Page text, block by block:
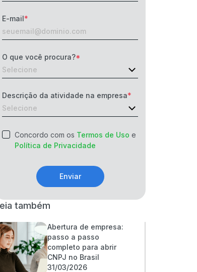
E-mail
O que você procura?
Descrição da atividade na empresa
Concordo com os Termos de Uso e
Política de Privacidade
Enviar
também
Abertura de empresa:
passo a passo
completo para abrir
CNPJ no Brasil
31/03/2026